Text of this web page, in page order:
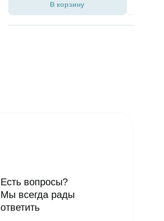
В корзину
Есть вопросы?
Мы всегда рады
ответить